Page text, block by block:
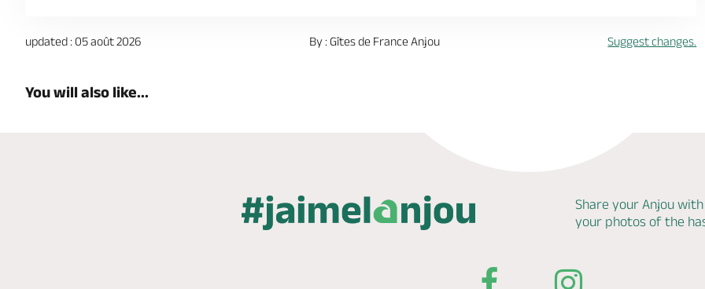
updated : 05 août 2026 By : Gîtes de France Anjou Suggest changes.
You will also like...
Share your Anjou
your photos of the